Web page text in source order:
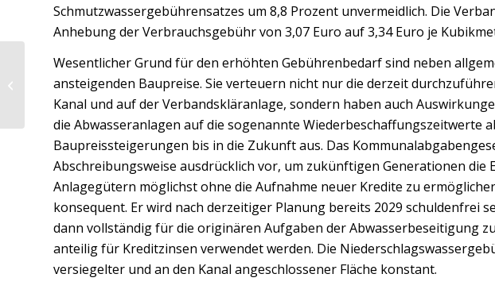
Schmutzwassergebührensatzes um 8,8 Prozent unvermeidlich. Die
Anhebung der Verbrauchsgebühr von 3,07 Euro auf 3,34 Euro je
Wesentlicher Grund für den erhöhten Gebührenbedarf sind neben
ansteigenden Baupreise. Sie verteuern nicht nur die derzeit
Kanal und auf der Verbandskläranlage, sondern haben auch
die Abwasseranlagen auf die sogenannte Wiederbeschaffungszeitwerte
Baupreissteigerungen bis in die Zukunft aus. Das
Abschreibungsweise ausdrücklich vor, um zukünftigen Generationen die
Anlagegütern möglichst ohne die Aufnahme neuer Kredite zu
konsequent. Er wird nach derzeitiger Planung bereits 2029 schuldenfrei
dann vollständig für die originären Aufgaben der Abwasserbeseitigung
anteilig für Kreditzinsen verwendet werden. Die
versiegelter und an den Kanal angeschlossener Fläche konstant.
Patricia Rieger erneut
Deutsche Meisterin